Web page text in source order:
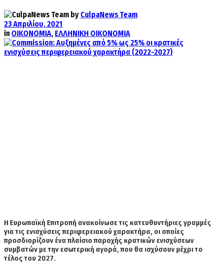
by CulpaNews Team
23 Απριλίου, 2021
in ΟΙΚΟΝΟΜΙΑ, ΕΛΛΗΝΙΚΗ ΟΙΚΟΝΟΜΙΑ
Η Ευρωπαϊκή Επιτροπή ανακοίνωσε τις κατευθυντήριες γραμμές
για τις ενισχύσεις περιφερειακού χαρακτήρα, οι οποίες
προσδιορίζουν ένα πλαίσιο παροχής κρατικών ενισχύσεων
συμβατών με την εσωτερική αγορά, που θα ισχύσουν μέχρι το
τέλος του 2027.